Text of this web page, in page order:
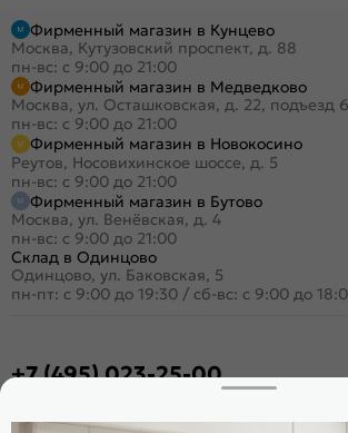
Фирменный магазин в Кунцево
Москва, Кутузовский проспект, д. 88
пн-вс: с 9:00 до 21:00
Фирменный магазин в Медведково
Москва, ул. Осташковская, д. 22, подъезд 6
пн-вс: с 9:00 до 21:00
Фирменный магазин в Новокосино
Реутов, Носовихинское шоссе, д. 5
пн-вс: с 9:00 до 21:00
Фирменный магазин в Бутово
Москва, ул. Венёвская, д. 4
пн-вс: с 9:00 до 21:00
Склад в Одинцово
Одинцово, ул. Баковская, 5
пн-пт: с 9:00 до 19:30 / сб-вс: с 9:00 до
+7 (495) 023-25-00